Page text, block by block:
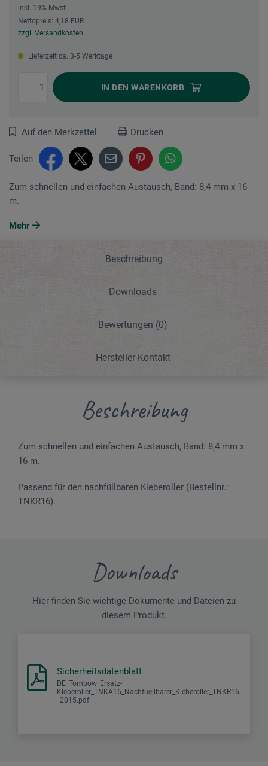
inkl. 19% Mwst
Nettopreis: 4,18 EUR
zzgl. Versandkosten
Lieferzeit ca. 3-5 Werktage
IN DEN WARENKORB
Auf den Merkzettel Drucken
Teilen
Zum schnellen und einfachen Austausch, Band: 8,4 mm x 16
m.
Mehr
Beschreibung
Downloads
Bewertungen (0)
Hersteller-Kontakt
Beschreibung
Zum schnellen und einfachen Austausch, Band: 8,4 mm x
16 m.
Passend für den nachfüllbaren Kleberoller (Bestellnr.:
TNKR16).
Downloads
Hier finden Sie wichtige Dokumente und Dateien zu
diesem Produkt.
Sicherheitsdatenblatt
DE_Tombow_Ersatz-
Kleberoller_TNKA16_Nachfuellbarer_Kleberoller_TNKR16
_2015.pdf